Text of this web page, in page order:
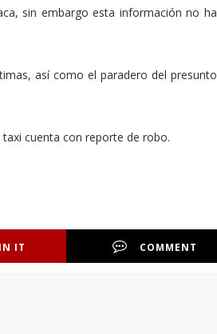
sin embargo esta información no ha
así como el paradero del presunto
cuenta con reporte de robo.
IT COMMENT